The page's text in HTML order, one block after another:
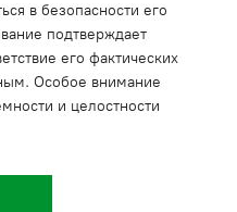
в безопасности его
подтверждает
его фактических
Особое внимание
и целостности